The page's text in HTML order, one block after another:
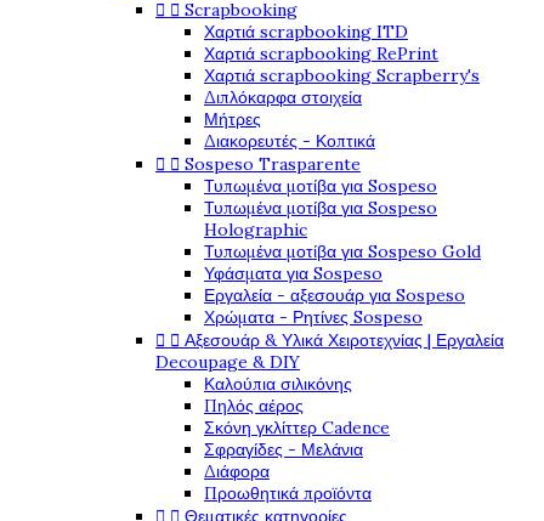
  Scrapbooking
Χαρτιά scrapbooking ITD
Χαρτιά scrapbooking RePrint
Χαρτιά scrapbooking Scrapberry's
Διπλόκαρφα στοιχεία
Μήτρες
Διακορευτές - Κοπτικά
  Sospeso Trasparente
Τυπωμένα μοτίβα για Sospeso
Τυπωμένα μοτίβα για Sospeso
Holographic
Τυπωμένα μοτίβα για Sospeso Gold
Υφάσματα για Sospeso
Εργαλεία - αξεσουάρ για Sospeso
Χρώματα - Ρητίνες Sospeso
  Αξεσουάρ & Υλικά Χειροτεχνίας | Εργαλεία
Decoupage & DIY
Καλούπια σιλικόνης
Πηλός αέρος
Σκόνη γκλίττερ Cadence
Σφραγίδες - Μελάνια
Διάφορα
Προωθητικά προϊόντα
  Θεματικές κατηγορίες